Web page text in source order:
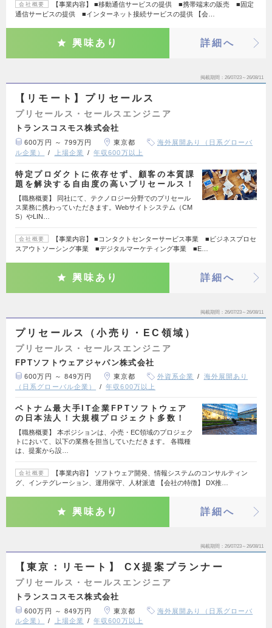
会社概要
【事業内容】 ■移動通信サービスの提供 ■携帯端末の販売 ■固定
通信サービスの提供 ■インターネット接続サービスの提供 【会…
興味あり 詳細へ
掲載期間 26/07/23～26/08/11
【リモート】プリセールス
プリセールス・セールスエンジニア
トランスコスモス株式会社
600万円 ～ 799万円 東京都
海外展開あり（日系グローバ
ル企業）
上場企業 年収600万以上
特定プロダクトに依存せず、顧客の本質課
題を解決する自由度の高いプリセールス！
【職務概要】 同社にて、テクノロジー分野でのプリセール
ス業務に携わっていただきます。Webサイトシステム（CM
S）やLIN…
会社概要
【事業内容】 ■コンタクトセンターサービス事業 ■ビジネスプロセ
スアウトソーシング事業 ■デジタルマーケティング事業 ■E…
興味あり 詳細へ
掲載期間 26/07/23～26/08/11
プリセールス（小売り・EC領域）
プリセールス・セールスエンジニア
FPTソフトウェアジャパン株式会社
600万円 ～ 849万円 東京都 外資系企業
海外展開あり
（日系グローバル企業）
年収600万以上
ベトナム最大手IT企業FPTソフトウェア
の日本法人！大規模プロジェクト多数！
【職務概要】 本ポジションは、小売・EC領域のプロジェク
トにおいて、以下の業務を担当していただきます。 各職種
は、提案から設…
会社概要
【事業内容】 ソフトウェア開発、情報システムのコンサルティン
グ、インテグレーション、運用保守、人材派遣 【会社の特徴】 DX推…
興味あり 詳細へ
掲載期間 26/07/23～26/08/11
【東京：リモート】 CX提案プランナー
プリセールス・セールスエンジニア
トランスコスモス株式会社
600万円 ～ 849万円 東京都
海外展開あり（日系グローバ
ル企業）
上場企業 年収600万以上